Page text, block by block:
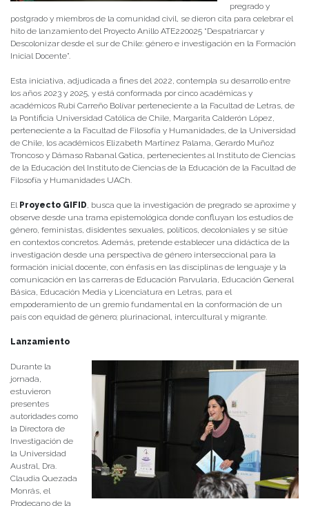
pregrado y
postgrado y miembros de la comunidad civil, se dieron cita para celebrar el
hito de lanzamiento del Proyecto Anillo ATE220025 “Despatriarcar y
Descolonizar desde el sur de Chile: género e investigación en la Formación
Inicial Docente”.
Esta iniciativa, adjudicada a fines del 2022, contempla su desarrollo entre
los años 2023 y 2025, y está conformada por cinco académicas y
académicos Rubí Carreño Bolívar perteneciente a la Facultad de Letras, de
la Pontificia Universidad Católica de Chile, Margarita Calderón López,
perteneciente a la Facultad de Filosofía y Humanidades, de la Universidad
de Chile, los académicos Elizabeth Martínez Palama, Gerardo Muñoz
Troncoso y Dámaso Rabanal Gatica, pertenecientes al Instituto de Ciencias
de la Educación del Instituto de Ciencias de la Educación de la Facultad de
Filosofía y Humanidades UACh.
El Proyecto GIFID, busca que la investigación de pregrado se aproxime y
observe desde una trama epistemológica donde confluyan los estudios de
género, feministas, disidentes sexuales, políticos, decoloniales y se sitúe
en contextos concretos. Además, pretende establecer una didáctica de la
investigación desde una perspectiva de género interseccional para la
formación inicial docente, con énfasis en las disciplinas de lenguaje y la
comunicación en las carreras de Educación Parvularia, Educación General
Básica, Educación Media y Licenciatura en Letras, para el
empoderamiento de un gremio fundamental en la conformación de un
país con equidad de género; plurinacional, intercultural y migrante.
Lanzamiento
Durante la
jornada,
estuvieron
presentes
autoridades como
la Directora de
Investigación de
la Universidad
Austral, Dra.
Claudia Quezada
Monrás, el
Prodecano de la